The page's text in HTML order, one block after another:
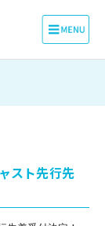
スト先行先